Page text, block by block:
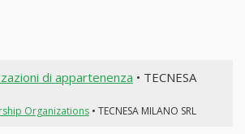
di appartenenza • TECNESA
Organizations• TECNESA MILANO SRL